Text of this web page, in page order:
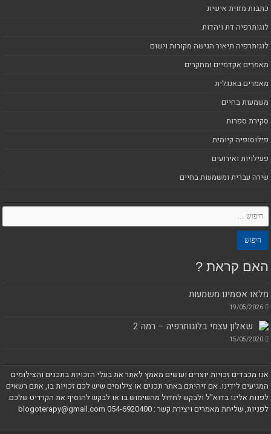
כתבות מזוית אישית
לוגותרפיה דת ויהדות
לוגותרפיה תיאור הגישה מקורות וישום
מאמרים אקדמיים ומחקרים
מאמרים באנגלית
משמעות בחיים
סקירת ספרות
פילוסופיה קיומית
פעילויות ואירועים
שירה עברית ומשמעות בחיים
האם קראת ?
מלאו אסמינו משמעות
19/05/2026
שאלון עצמי בלוגותרפיה – רמה 2
15/05/2020
אנו מכבדים זכויות יוצרים ועושים מאמץ לאתר את בעלי הזכויות בתכנים והצילומים
המגיעים לידינו. אם זיהיתם באתר תכנים או צילומים שיש לכם זכויות בו, אתם רשאים
לפנות אלינו בדוא"ל ולבקש לחדול מהשימוש בו או לבקש להוסיף את הקרדיט שלכם.
לפניות, שליחת מאמרים ויצירת קשר : blogoterapy@gmail.com 054-6920400